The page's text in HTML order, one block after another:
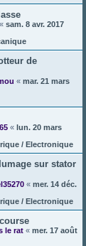
« sam. 8 avr. 2017
de
« mar. 21 mars
« lun. 20 mars
/ Electronique
sur stator
« mer. 14 déc.
/ Electronique
le rat « mer. 17 août